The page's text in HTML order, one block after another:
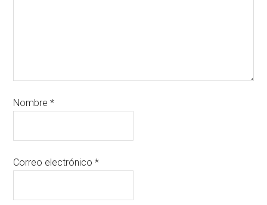
Nombre*
Correo electrónico*